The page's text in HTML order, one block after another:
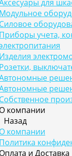
для
учета,
компании
Назад
компании
и Доставка